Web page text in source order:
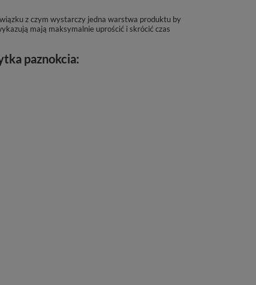
z czym wystarczy jedna warstwa produktu by
mają maksymalnie uprościć i skrócić czas
paznokcia: